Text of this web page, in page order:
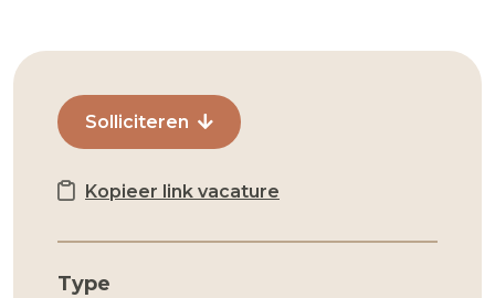
Solliciteren
Kopieer link vacature
Type